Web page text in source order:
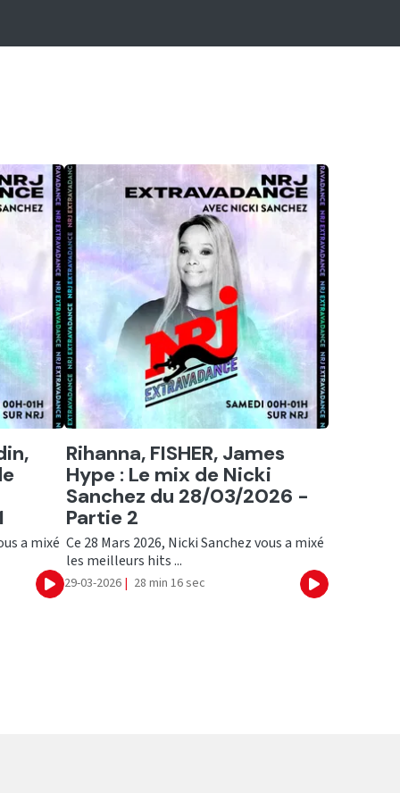
a mixé
Ecouter
Ecouter
Rihanna, FISHER, James
Hype : Le mix de Nicki
Sanchez du 28/03/2026 -
Partie 2
Ce 28 Mars 2026, Nicki Sanchez vous a mixé
les meilleurs hits ...
29-03-2026 | 28 min 16 sec Ecouter